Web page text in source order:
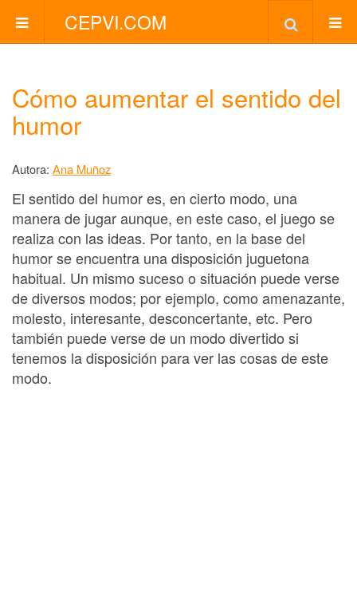
CEPVI.COM
Cómo aumentar el sentido del
humor
Autora: Ana Muñoz
El sentido del humor es, en cierto modo, una
manera de jugar aunque, en este caso, el juego se
realiza con las ideas. Por tanto, en la base del
humor se encuentra una disposición juguetona
habitual. Un mismo suceso o situación puede verse
de diversos modos; por ejemplo, como amenazante,
molesto, interesante, desconcertante, etc. Pero
también puede verse de un modo divertido si
tenemos la disposición para ver las cosas de este
modo.